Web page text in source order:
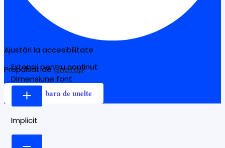
Ajustări la accesibilitate
Propulsat deOneTap
Ascunde bara de unelte
Extensii pentru conținut
Dimensiune font
Implicit